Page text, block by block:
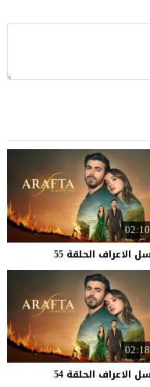
الاعراف الحلقة 55
الاعراف الحلقة 54